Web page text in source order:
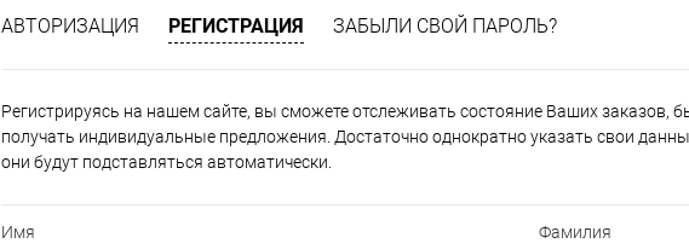
АВТОРИЗАЦИЯ РЕГИСТРАЦИЯ ЗАБЫЛИ СВОЙ ПАРОЛЬ?
Регистрируясь на нашем сайте, вы сможете отслеживать состояние Ваших заказов,
получать индивидуальные предложения. Достаточно однократно указать свои
они будут подставляться автоматически.
Имя Фамилия